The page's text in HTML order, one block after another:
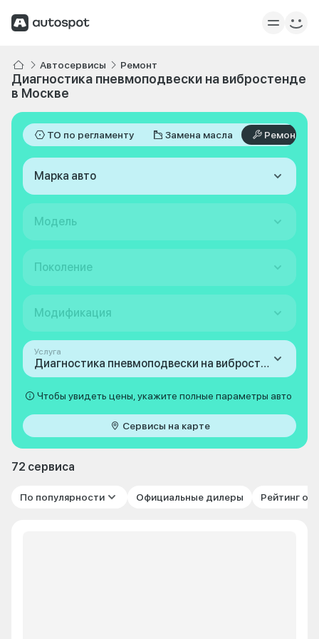
Автосервисы Ремонт
Диагностика пневмоподвески на вибростенде
в Москве
ТО по регламенту Замена масла Ремонт
Марка авто
Модель
Поколение
Модификация
Услуга
Диагностика пневмоподвески на вибростенде
Чтобы увидеть цены, укажите полные параметры авто
Сервисы на карте
72 сервиса
По популярности Официальные дилеры Рейтинг